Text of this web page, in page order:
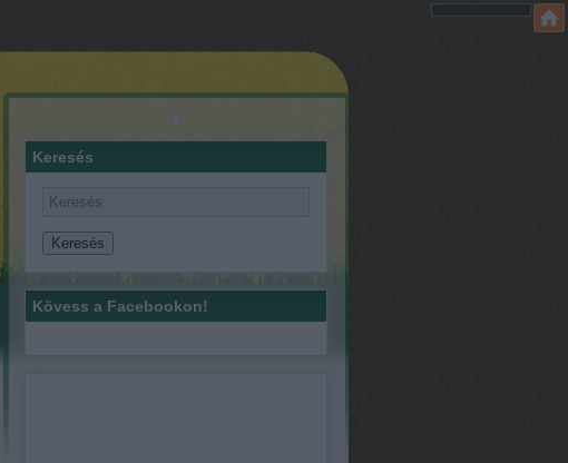
Keresés
Kövess a Facebookon!